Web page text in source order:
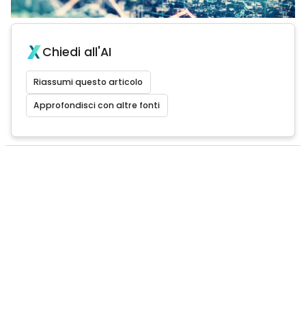
Chiedi all'AI
Riassumi questo articolo
Approfondisci con altre fonti